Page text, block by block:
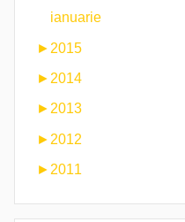
ianuarie
► 2015
► 2014
► 2013
► 2012
► 2011